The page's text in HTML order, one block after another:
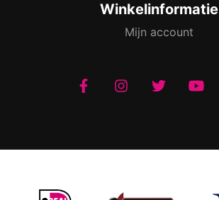
Winkelinformatie
Mijn account